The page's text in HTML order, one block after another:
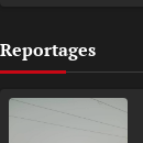
Reportages